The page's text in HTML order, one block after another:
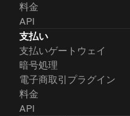
料金
API
支払い
支払いゲートウェイ
暗号処理
電子商取引プラグイン
料金
API